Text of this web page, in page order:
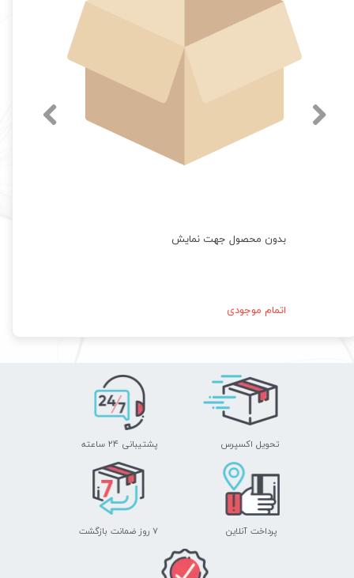
بدون محصول جهت نمایش
اتمام موجودی
تحویل اکسپرس پشتیبانی ۲۴ ساعته
پرداخت آنلاین ۷ روز ضمانت بازگشت